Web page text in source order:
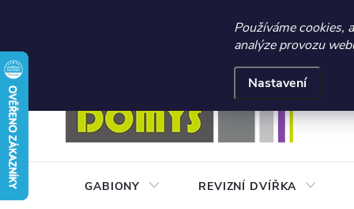
☀️ LETNÍ AKCE
Používáme cookies,
analýze provozu
Nastavení
Přejít
na
obsah
Obchodní podmínky
GABIONY REVIZNÍ DVÍŘKA